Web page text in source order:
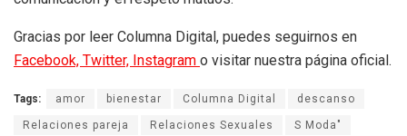
Gracias por leer Columna Digital, puedes seguirnos en
Facebook, Twitter, Instagram o visitar nuestra página oficial.
Tags: amor bienestar Columna Digital descanso
Relaciones pareja Relaciones Sexuales S Moda"